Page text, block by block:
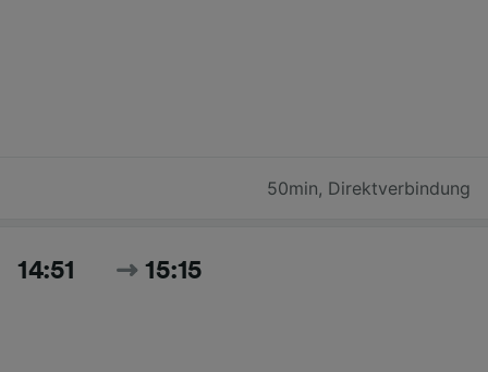
50min, Direktverbindung
14:51 15:15